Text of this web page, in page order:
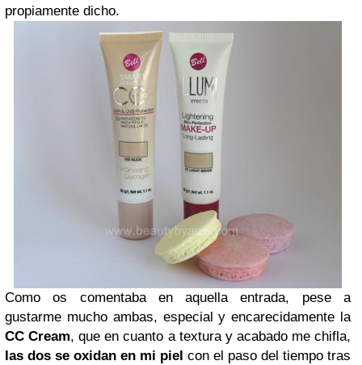
propiamente dicho.
Como os comentaba en aquella entrada, pese a
gustarme mucho ambas, especial y encarecidamente la
CC Cream, que en cuanto a textura y acabado me chifla,
las dos se oxidan en mi piel con el paso del tiempo tras